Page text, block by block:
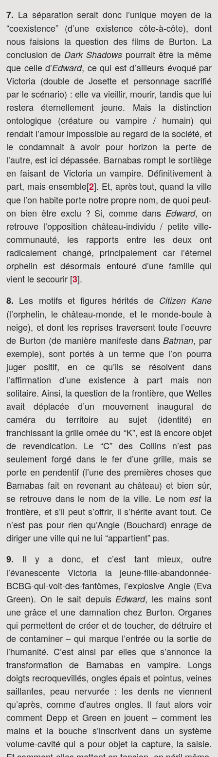
7. La séparation serait donc l’unique moyen de la
“coexistence” (d’une existence côte-à-côte), dont
nous faisions la question des films de Burton. La
conclusion de Dark Shadows pourrait être la même
que celle d’Edward, ce qui est d’ailleurs évoqué par
Victoria (double de Josette et personnage sacrifié
par le scénario) : elle va vieillir, mourir, tandis que lui
restera éternellement jeune. Mais la distinction
ontologique (créature ou vampire / humain) qui
rendait l’amour impossible au regard de la société, et
le condamnait à avoir pour horizon la perte de
l’autre, est ici dépassée. Barnabas rompt le sortilège
en faisant de Victoria un vampire. Définitivement à
part, mais ensemble[2]. Et, après tout, quand la ville
que l’on habite porte notre propre nom, de quoi peut-
on bien être exclu ? Si, comme dans Edward, on
retrouve l’opposition château-individu / petite ville-
communauté, les rapports entre les deux ont
radicalement changé, principalement car l’éternel
orphelin est désormais entouré d’une famille qui
vient le secourir [3].
8. Les motifs et figures hérités de Citizen Kane
(l’orphelin, le château-monde, et le monde-boule à
neige), et dont les reprises traversent toute l’oeuvre
de Burton (de manière manifeste dansBatman, par
exemple), sont portés à un terme que l’on pourra
juger positif, en ce qu’ils se résolvent dans
l’affirmation d’une existence à part mais non
solitaire. Ainsi, la question de la frontière, que Welles
avait déplacée d’un mouvement inaugural de
caméra du territoire au sujet (identité) en
franchissant la grille ornée du “K”, est là encore objet
de revendication. Le “C” des Collins n’est pas
seulement forgé dans le fer d’une grille, mais se
porte en pendentif (l’une des premières choses que
Barnabas fait en revenant au château) et bien sûr,
se retrouve dans le nom de la ville. Le nomestla
frontière, et s’il peut s’offrir, il s’hérite avant tout. Ce
n’est pas pour rien qu’Angie (Bouchard) enrage de
diriger une ville qui ne lui “appartient” pas.
9. Il y a donc, et c’est tant mieux, outre
l’évanescente Victoria la jeune-fille-abandonnée-
BCBG-qui-voit-des-fantômes, l’explosive Angie (Eva
Green). On le sait depuis Edward, les mains sont
une grâce et une damnation chez Burton. Organes
qui permettent de créer et de toucher, de détruire et
de contaminer – qui marque l’entrée ou la sortie de
l’humanité. C’est ainsi par elles que s’annonce la
transformation de Barnabas en vampire. Longs
doigts recroquevillés, ongles épais et pointus, veines
saillantes, peau nervurée : les dents ne viennent
qu’après, comme d’autres ongles. Il faut alors voir
comment Depp et Green en jouent – comment les
mains et la bouche s’inscrivent dans un système
volume-cavité qui a pour objet la capture, la saisie.